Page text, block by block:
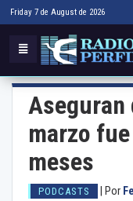
Friday 7 de August de 2026
Aseguran
marzo
meses
PODCASTS Por